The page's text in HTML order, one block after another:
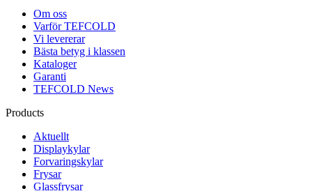
Om oss
Varför TEFCOLD
Vi levererar
Bästa betyg i klassen
Kataloger
Garanti
TEFCOLD News
Products
Aktuellt
Displaykylar
Forvaringskylar
Frysar
Glassfrysar